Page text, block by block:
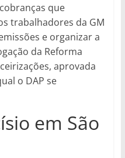
que
trabalhadores da GM
e organizar a
da Reforma
aprovada
o DAP se
em São